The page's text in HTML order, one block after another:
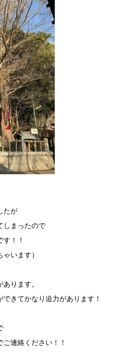
たが
しまったので
！！
います）
ります。
きてかなり迫力があります！
連絡ください！！